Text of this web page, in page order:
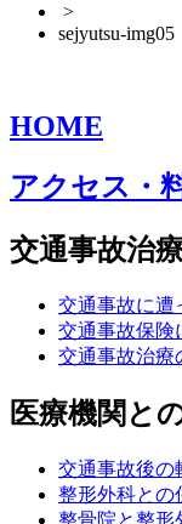
>
sejyutsu-img05
HOME
アクセス・
交通事故治
交通事故に遭
交通事故保険
交通事故治療
医療機関と
交通事故後の
整形外科との
整骨院と整形